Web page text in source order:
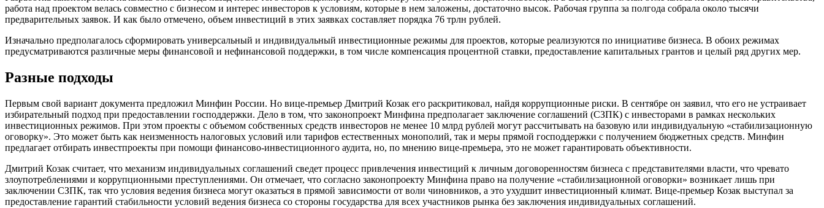
работа над проектом велась совместно с бизнесом и интерес инвесторов к условиям, которые в нем заложены, достаточно высок. Рабочая группа за полгода собрала около тысячи
предварительных заявок. И как было отмечено, объем инвестиций в этих заявках составляет порядка 76 трлн рублей.
Изначально предполагалось сформировать универсальный и индивидуальный инвестиционные режимы для проектов, которые реализуются по инициативе бизнеса. В обоих режимах
предусматриваются различные меры финансовой и нефинансовой поддержки, в том числе компенсация процентной ставки, предоставление капитальных грантов и целый ряд других мер.
Разные подходы
Первым свой вариант документа предложил Минфин России. Но вице-премьер Дмитрий Козак его раскритиковал, найдя коррупционные риски. В сентябре он заявил, что его не устраивает
избирательный подход при предоставлении господдержки. Дело в том, что законопроект Минфина предполагает заключение соглашений (СЗПК) с инвесторами в рамках нескольких
инвестиционных режимов. При этом проекты с объемом собственных средств инвесторов не менее 10 млрд рублей могут рассчитывать на базовую или индивидуальную «стабилизационную
оговорку». Это может быть как неизменность налоговых условий или тарифов естественных монополий, так и меры прямой господдержки с получением бюджетных средств. Минфин
предлагает отбирать инвестпроекты при помощи финансово-инвестиционного аудита, но, по мнению вице-премьера, это не может гарантировать объективности.
Дмитрий Козак считает, что механизм индивидуальных соглашений сведет процесс привлечения инвестиций к личным договоренностям бизнеса с представителями власти, что чревато
злоупотреблениями и коррупционными преступлениями. Он отмечает, что согласно законопроекту Минфина право на получение «стабилизационной оговорки» возникает лишь при
заключении СЗПК, так что условия ведения бизнеса могут оказаться в прямой зависимости от воли чиновников, а это ухудшит инвестиционный климат. Вице-премьер Козак выступал за
предоставление гарантий стабильности условий ведения бизнеса со стороны государства для всех участников рынка без заключения индивидуальных соглашений.